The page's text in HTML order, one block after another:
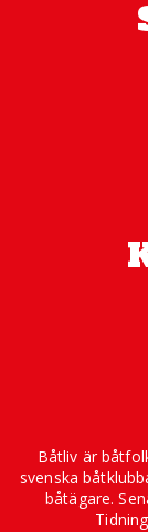
Båtliv är
svenska
båtägare.